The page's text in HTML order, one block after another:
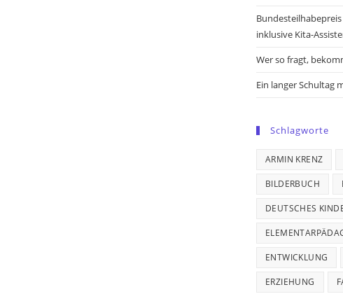
inklusive Kita-
Wer so fragt,
Ein langer Schultag
Schlagworte
ARMIN KRENZ
BILDERBUCH
DEUTSCHES
ENTWICKLUNG
ERZIEHUNG